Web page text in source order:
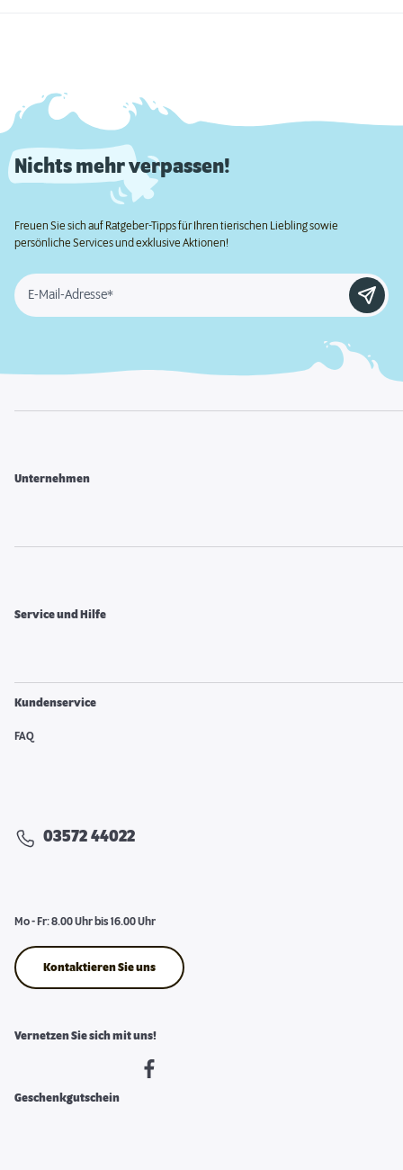
Nichts mehr verpassen!
Freuen Sie sich auf Ratgeber-Tipps für Ihren tierischen Liebling sowie
persönliche Services und exklusive Aktionen!
E-Mail-Adresse*
Unternehmen
Service und Hilfe
Kundenservice
FAQ
03572 44022
Mo - Fr: 8.00 Uhr bis 16.00 Uhr
Kontaktieren Sie uns
Vernetzen Sie sich mit uns!
Geschenkgutschein